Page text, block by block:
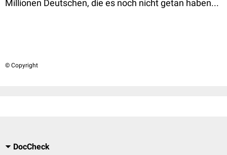
Millionen Deutschen, die es noch nicht getan haben...
© Copyright
DocCheck